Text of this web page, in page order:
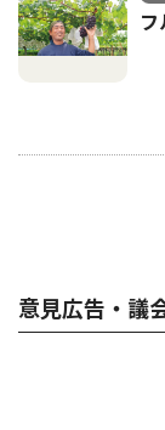
フ
意見広告・議